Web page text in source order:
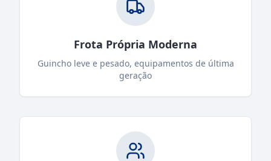
Frota Própria Moderna
Guincho leve e pesado, equipamentos de última
geração